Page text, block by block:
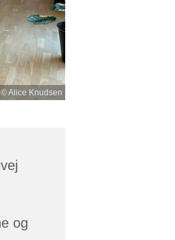
© Alice Knudsen
og